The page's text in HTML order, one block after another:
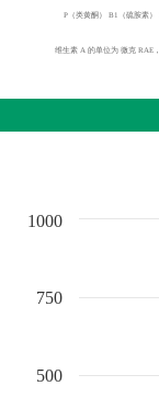
P（类黄酮） B1（硫胺素
维生素 A 的单位为 微克 RAE
500
750
1000